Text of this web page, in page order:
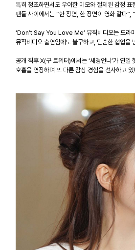
특히 청초하면서도 우아한 미모와 절제된 감정
팬들 사이에서는 “한 장면, 한 장면이 영화 같다
‘Don’t Say You Love Me’ 뮤직비디오는 드라
뮤직비디오 출연임에도 불구하고, 단순한 협업을
공개 직후 X(구 트위터)에서는 ‘세경언니’가 연
호흡을 연장하며 또 다른 감상 경험을 선사하고 있